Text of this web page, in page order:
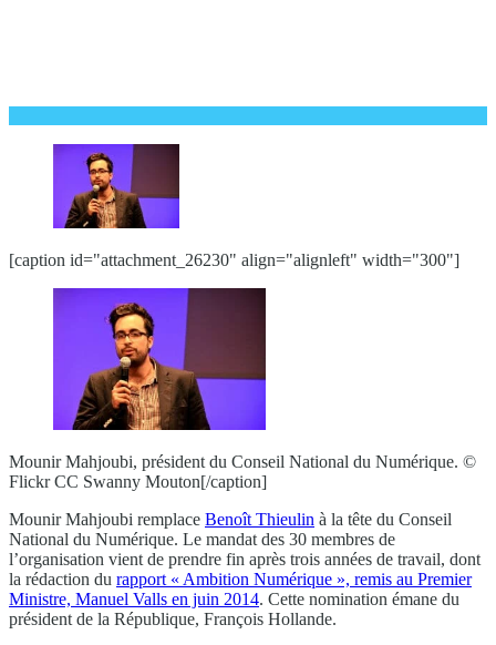
[caption id="attachment_26230" align="alignleft" width="300"]
Mounir Mahjoubi, président du Conseil National du Numérique. ©
Flickr CC Swanny Mouton[/caption]
Mounir Mahjoubi remplace Benoît Thieulin à la tête du Conseil
National du Numérique. Le mandat des 30 membres de
l’organisation vient de prendre fin après trois années de travail, dont
la rédaction du rapport « Ambition Numérique », remis au Premier
Ministre, Manuel Valls en juin 2014. Cette nomination émane du
président de la République, François Hollande.